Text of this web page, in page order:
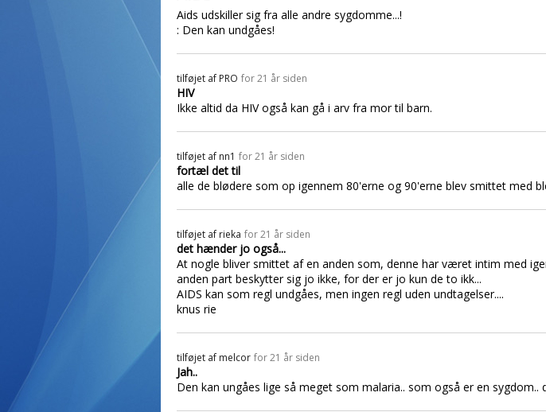
Aids udskiller sig fra alle andre sygdomme...!
: Den kan undgåes!
tilføjet af PRO for 21 år siden
HIV
Ikke altid da HIV også kan gå i arv fra mor til barn.
tilføjet af nn1 for 21 år siden
fortæl det til
alle de blødere som op igennem 80'erne og 90'erne blev smittet med
tilføjet af rieka for 21 år siden
det hænder jo også...
At nogle bliver smittet af en anden som, denne har været intim med
anden part beskytter sig jo ikke, for der er jo kun de to ikk...
AIDS kan som regl undgåes, men ingen regl uden undtagelser....
knus rie
tilføjet af melcor for 21 år siden
Jah..
Den kan ungåes lige så meget som malaria.. som også er en